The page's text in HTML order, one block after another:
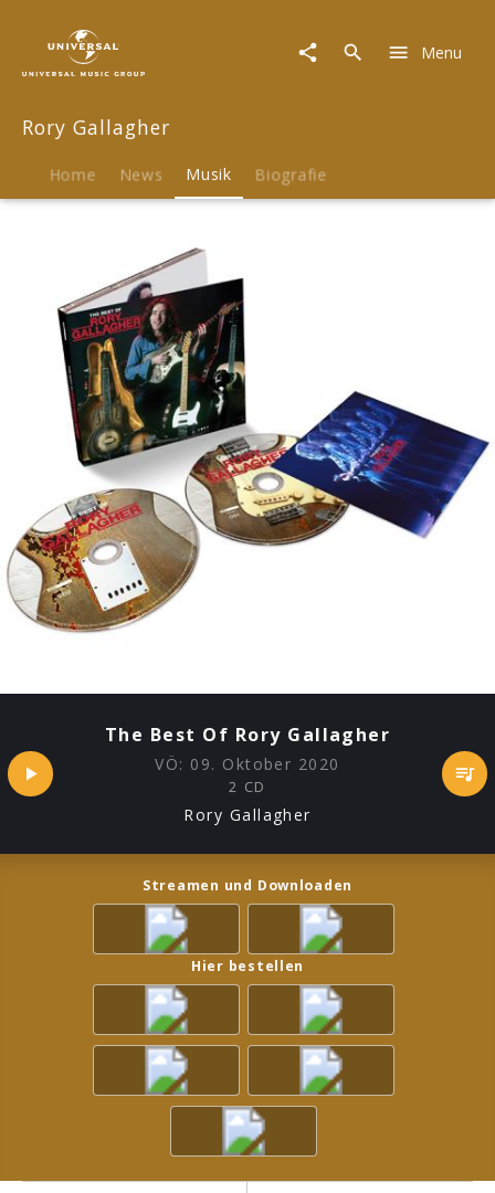
Gallagher
Musik
The
Rory
Menu
Rory Gallagher
Home News Musik Biografie
The Best Of Rory Gallagher
VÖ: 09. Oktober 2020
2 CD
Rory Gallagher
Streamen und Downloaden
Hier bestellen